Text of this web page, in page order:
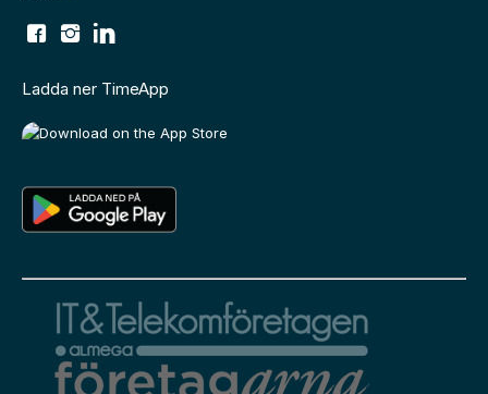
Ladda ner TimeApp